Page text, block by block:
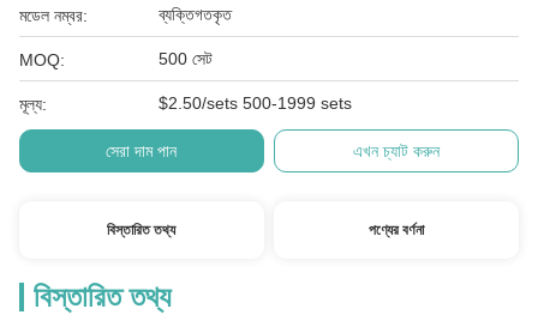
মডেল নম্বর: ব্যক্তিগতকৃত
MOQ: 500 সেট
মূল্য: $2.50/sets 500-1999 sets
সেরা দাম পান এখন চ্যাট করুন
বিস্তারিত তথ্য পণ্যের বর্ণনা
বিস্তারিত তথ্য